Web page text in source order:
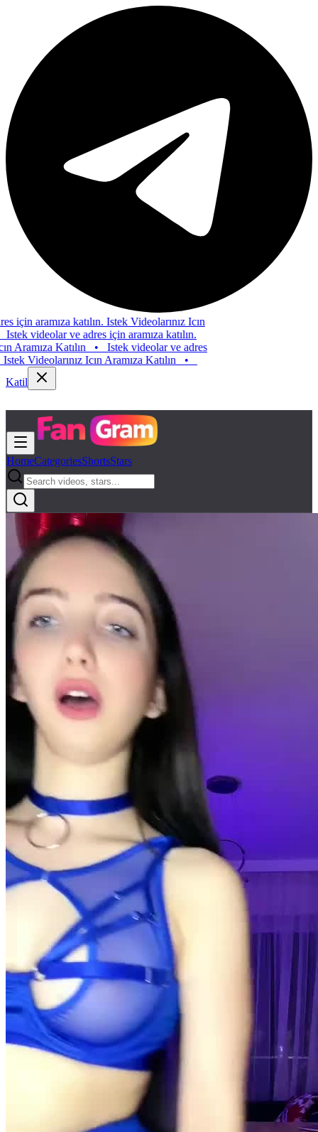
Istek videolar ve adres için aramıza katılın. Istek Videolarınız Icın
Aramıza Katılın•Istek videolar ve adres için aramıza katılın.
Istek Videolarınız Icın Aramıza Katılın•Istek videolar ve adres
için aramıza katılın. Istek Videolarınız Icın Aramıza Katılın
Katil
HomeCategoriesShortsStars